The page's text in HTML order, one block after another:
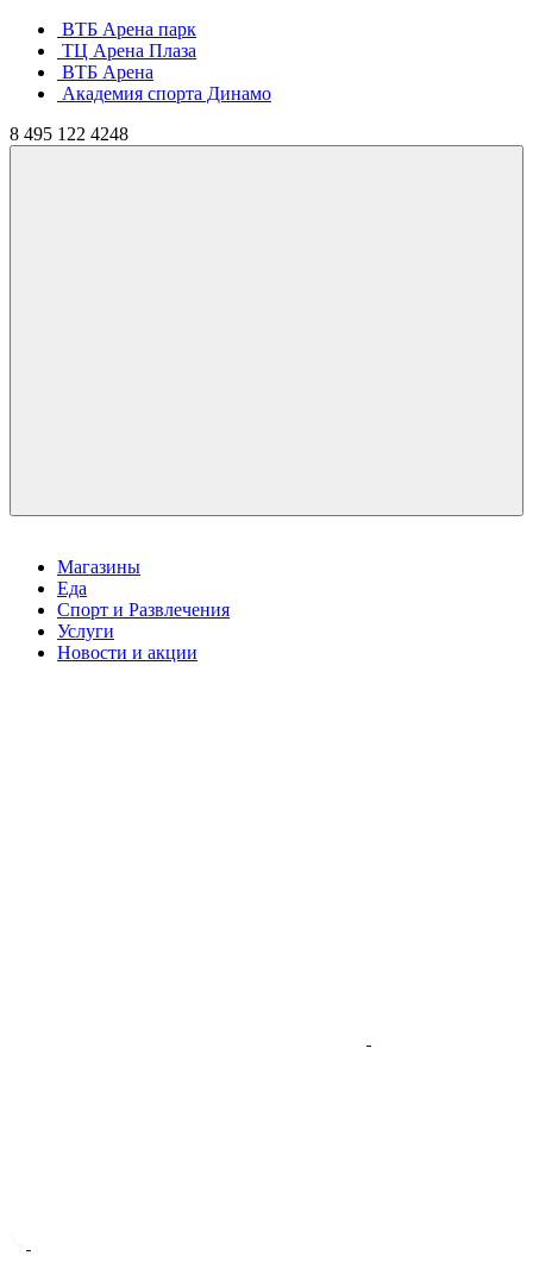
ВТБ Арена парк
ТЦ Арена Плаза
ВТБ Арена
Академия спорта Динамо
8 495 122 4248
Магазины
Еда
Спорт и Развлечения
Услуги
Новости и акции